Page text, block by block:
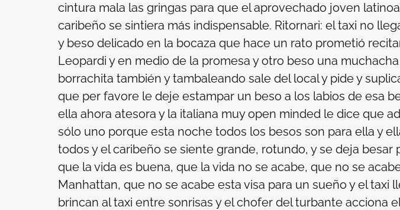
cintura mala las gringas para que el aprovechado joven
caribeño se sintiera más indispensable. Ritornari: el taxi no
y beso delicado en la bocaza que hace un rato prometió
Leopardi y en medio de la promesa y otro beso una
borrachita también y tambaleando sale del local y pide y
que per favore le deje estampar un beso a los labios de esa
ella ahora atesora y la italiana muyopen minded le dice que
sólo uno porque esta noche todos los besos son para ella y
todos y el caribeño se siente grande, rotundo, y se deja besar
que la vida es buena, que la vida no se acabe, que no se
Manhattan, que no se acabe esta visa para un sueño y el taxi
brincan al taxi entre sonrisas y el chofer del turbante acciona